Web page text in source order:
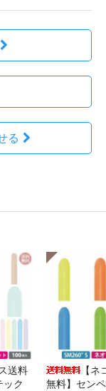
る
送料
ック
【
無料】セン